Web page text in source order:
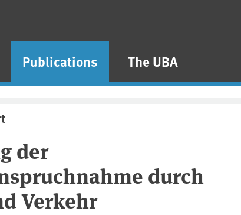
Publications The UBA
der
durch
Verkehr